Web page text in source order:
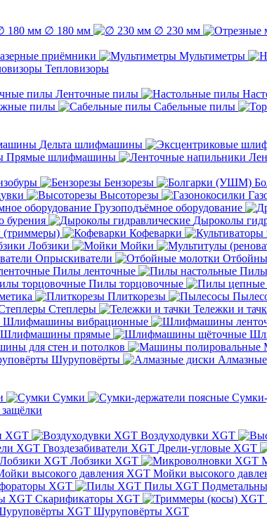
∅ 180 мм ∅ 230 мм
приёмники Мультиметры
Тепловизоры
Ленточные пилы
пилы Сабельные пилы
Дельта шлифмашины
Прямые шлифмашины
Бензорезы
Высоторезы
Грузоподъёмное оборудование
бурения Дыроколы
(триммеры) Кофеварки
Лобзики Мойки
Опрыскиватели
Пилы ленточные Пилы
Пилы торцовочные
Плиткорезы
Степлеры Тележки и
Шлифмашины вибрационные
Шлифмашины прямые
для стен и потолков
Шуруповёрты
Сумки
XGT Воздуходувки XGT
Гвоздезабиватели XGT Дрели-угловые XGT
Лобзики XGT
Мойки высокого
XGT Пилы XGT
Скарификаторы XGT
Шуруповёрты XGT